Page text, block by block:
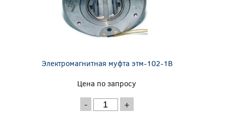
Электромагнитная муфта этм-102-1В
Цена по запросу
- +